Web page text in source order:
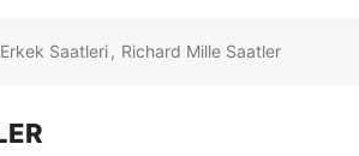
Erkek Saatleri , Richard Mille Saatler